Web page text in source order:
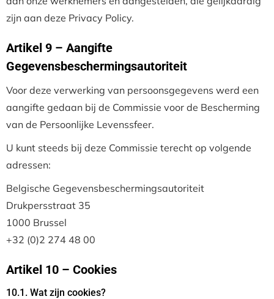
zijn aan deze Privacy Policy.
Artikel 9 – Aangifte
Gegevensbeschermingsautoriteit
Voor deze verwerking van persoonsgegevens werd een
aangifte gedaan bij de Commissie voor de Bescherming
van de Persoonlijke Levenssfeer.
U kunt steeds bij deze Commissie terecht op volgende
adressen:
Belgische Gegevensbeschermingsautoriteit
Drukpersstraat 35
1000 Brussel
+32 (0)2 274 48 00
Artikel 10 – Cookies
10.1. Wat zijn cookies?